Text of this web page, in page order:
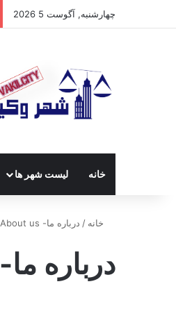
چهارشنبه, آگوست 5 2026
خانه لیست شهر ها
خانه / درباره ما- About us
درباره ما- About us